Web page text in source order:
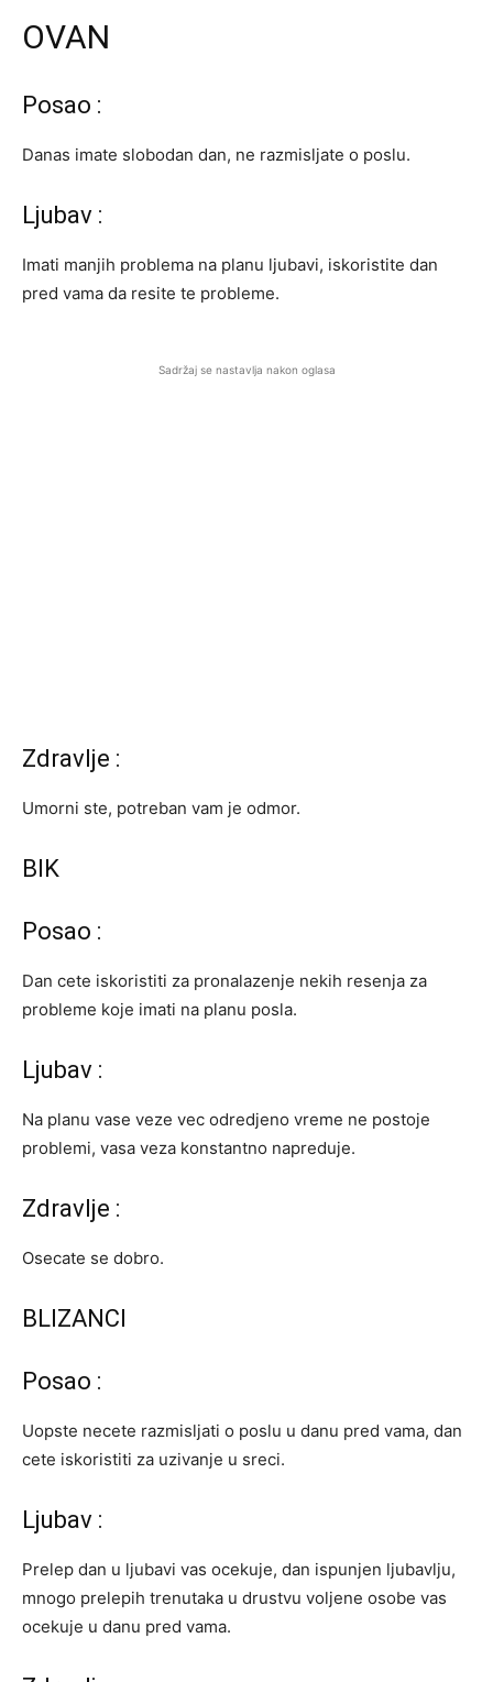
OVAN
Posao :
Danas imate slobodan dan, ne razmisljate o poslu.
Ljubav :
Imati manjih problema na planu ljubavi, iskoristite dan
pred vama da resite te probleme.
Sadržaj se nastavlja nakon oglasa
Zdravlje :
Umorni ste, potreban vam je odmor.
BIK
Posao :
Dan cete iskoristiti za pronalazenje nekih resenja za
probleme koje imati na planu posla.
Ljubav :
Na planu vase veze vec odredjeno vreme ne postoje
problemi, vasa veza konstantno napreduje.
Zdravlje :
Osecate se dobro.
BLIZANCI
Posao :
Uopste necete razmisljati o poslu u danu pred vama, dan
cete iskoristiti za uzivanje u sreci.
Ljubav :
Prelep dan u ljubavi vas ocekuje, dan ispunjen ljubavlju,
mnogo prelepih trenutaka u drustvu voljene osobe vas
ocekuje u danu pred vama.